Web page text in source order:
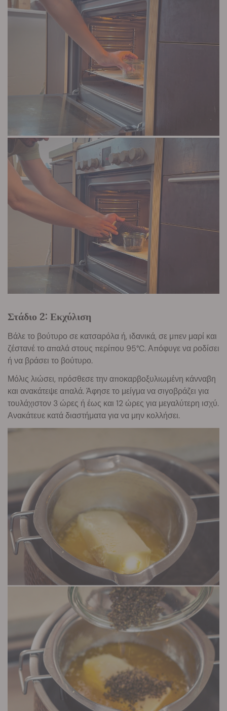
Στάδιο 2: Εκχύλιση
Βάλε το βούτυρο σε κατσαρόλα ή, ιδανικά, σε μπεν μαρί και
ζέστανέ το απαλά στους περίπου 95°C. Απόφυγε να ροδίσει
ή να βράσει το βούτυρο.
Μόλις λιώσει, πρόσθεσε την αποκαρβοξυλιωμένη κάνναβη
και ανακάτεψε απαλά. Άφησε το μείγμα να σιγοβράζει για
τουλάχιστον 3 ώρες ή έως και 12 ώρες για μεγαλύτερη ισχύ.
Ανακάτευε κατά διαστήματα για να μην κολλήσει.